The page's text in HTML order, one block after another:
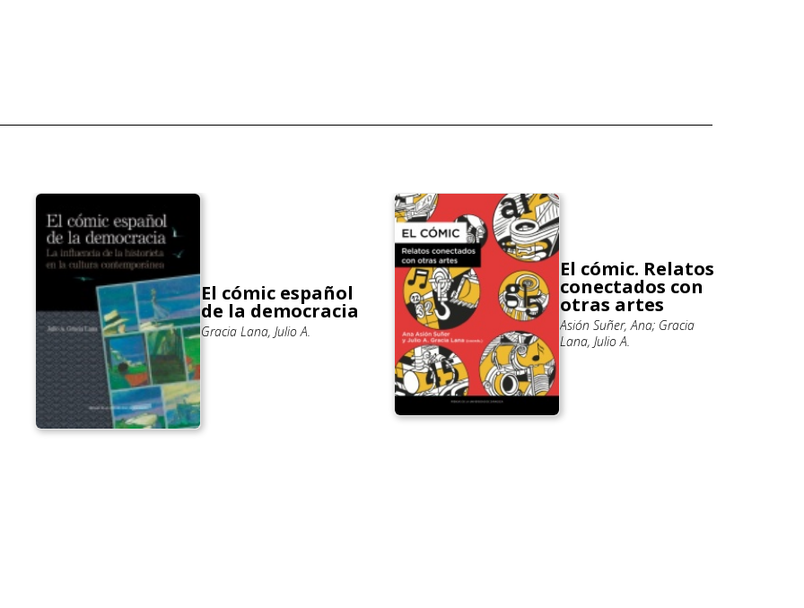
El cómic español
de la democracia
Gracia Lana, Julio A.
El cómic. Relatos
conectados con
otras artes
Asión Suñer, Ana; Gracia
Lana, Julio A.